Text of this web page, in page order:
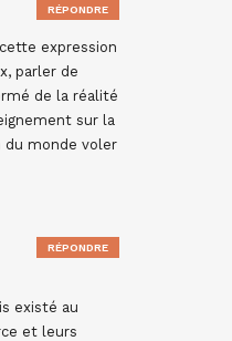
expression
parler de
de la réalité
sur la
du monde voler
RÉPONDRE
existé au
et leurs
RÉPONDRE